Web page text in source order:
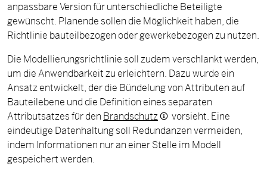
anpassbare Version für unterschiedliche Beteiligte
gewünscht. Planende sollen die Möglichkeit haben, die
Richtlinie bauteilbezogen oder gewerkebezogen zu nutzen.
Die Modellierungsrichtlinie soll zudem verschlankt werden,
um die Anwendbarkeit zu erleichtern. Dazu wurde ein
Ansatz entwickelt, der die Bündelung von Attributen auf
Bauteilebene und die Definition eines separaten
Attributsatzes für den Brandschutz
vorsieht. Eine
eindeutige Datenhaltung soll Redundanzen vermeiden,
indem Informationen nur an einer Stelle im Modell
gespeichert werden.